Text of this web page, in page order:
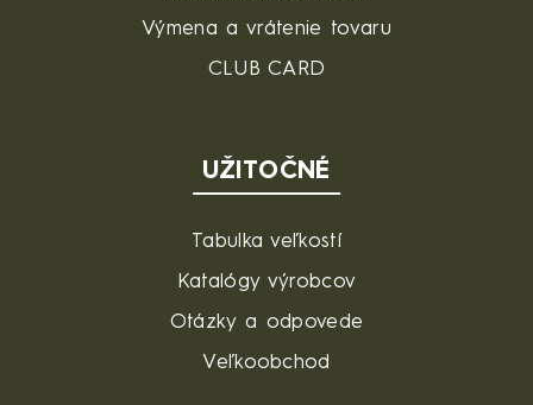
Výmena a vrátenie tovaru
CLUB CARD
UŽITOČNÉ
Tabulka veľkostí
Katalógy výrobcov
Otázky a odpovede
Veľkoobchod